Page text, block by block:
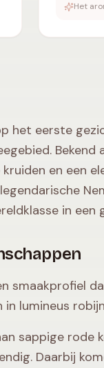
Het
het eerste
en een
in een
smaakprofiel
lumineus
sappige
Daarbij